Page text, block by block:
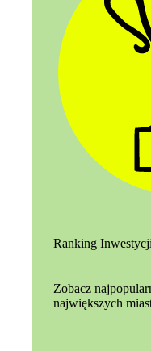
Ranking Inwestycji
Zobacz
największych